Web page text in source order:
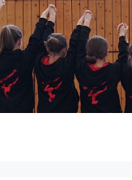
Zum
Inhalt
springen